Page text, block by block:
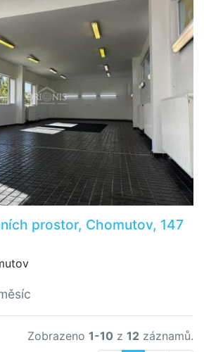
prostor, Chomutov, 147
Zobrazeno 1-10 z 12 záznamů.